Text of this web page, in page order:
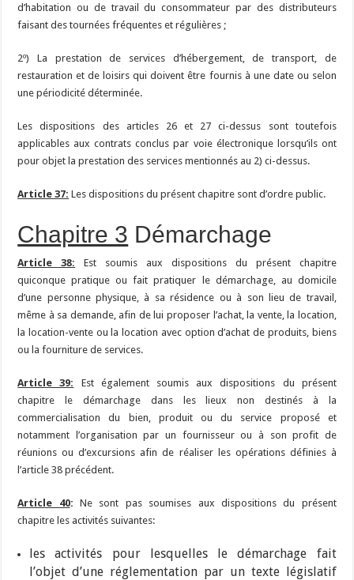
d’habitation ou de travail du consommateur par des distributeurs
faisant des tournées fréquentes et régulières ;
2º) La prestation de services d’hébergement, de transport, de
restauration et de loisirs qui doivent être fournis à une date ou selon
une périodicité déterminée.
Les dispositions des articles 26 et 27 ci-dessus sont toutefois
applicables aux contrats conclus par voie électronique lorsqu’ils ont
pour objet la prestation des services mentionnés au 2) ci-dessus.
Article 37: Les dispositions du présent chapitre sont d’ordre public.
Chapitre 3 Démarchage
Article 38:
Est soumis aux dispositions du présent chapitre
quiconque pratique ou fait pratiquer le démarchage, au domicile
d’une personne physique, à sa résidence ou à son lieu de travail,
même à sa demande, afin de lui proposer l’achat, la vente, la location,
la location-vente ou la location avec option d’achat de produits, biens
ou la fourniture de services.
Article 39:
Est également soumis aux dispositions du présent
chapitre le démarchage dans les lieux non destinés à la
commercialisation du bien, produit ou du service proposé et
notamment l’organisation par un fournisseur ou à son profit de
réunions ou d’excursions afin de réaliser les opérations définies à
l’article 38 précédent.
Article 40:Ne sont pas soumises aux dispositions du présent
chapitre les activités suivantes:
les activités pour lesquelles le démarchage fait
l’objet d’une réglementation par un texte législatif